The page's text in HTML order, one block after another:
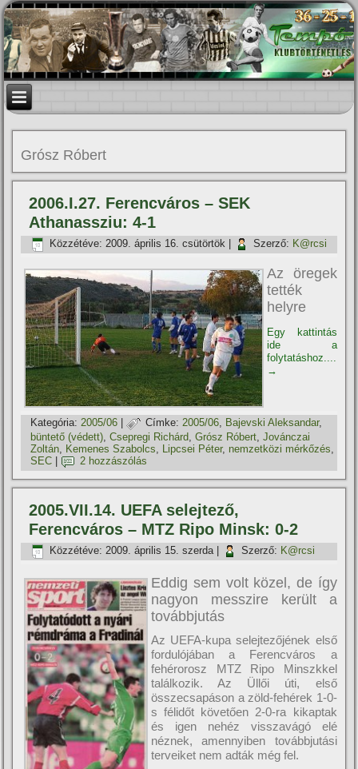
Grósz Róbert
2006.I.27. Ferencváros – SEK
Athanassziu: 4-1
Közzétéve: 2009. április 16. csütörtök Szerző: K@rcsi
Az öregek
tették
helyre
Egy kattintás
ide a
folytatáshoz....
→
Kategória: 2005/06 | Címke: 2005/06, Bajevski Aleksandar,
büntető (védett) ,Csepregi Richárd ,Grósz Róbert ,Jovánczai
Zoltán Kemenes Szabolcs Lipcsei Péter, nemzetközi mérkőzés
SEC
2 hozzászólás
2005.VII.14. UEFA selejtező,
Ferencváros – MTZ Ripo Minsk: 0-2
Közzétéve: 2009. április 15. szerda| Szerző: K@rcsi
Eddig sem volt közel, de í­gy
nagyon messzire került a
továbbjutás
Az UEFA-kupa selejtezőjének első
fordulójában a Ferencváros a
fehérorosz MTZ Ripo Minszkkel
találkozik. Az Üllői úti, első
összecsapáson a zöld-fehérek 1-0-
s félidőt követően 2-0-ra kikaptak
és igen nehéz visszavágó elé
néznek, amennyiben továbbjutási
terveiket nem adták még fel.